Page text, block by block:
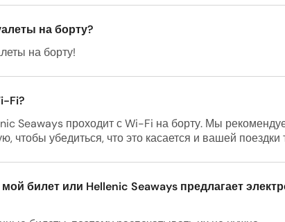
на борту?
на борту!
Fi?
Seaways проходит с Wi-Fi на борту. Мы
чтобы убедиться, что это касается и вашей поездки
билет или Hellenic Seaways предлагает